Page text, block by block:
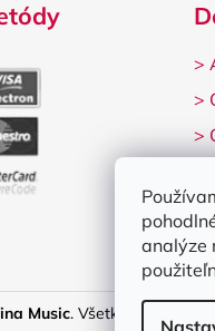
analýze
>
>
>
Music. Všetky práva